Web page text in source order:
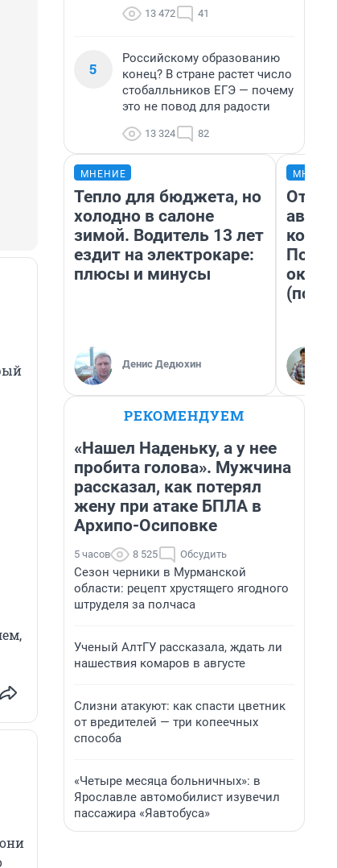
13 472 41
5
Российскому образованию
конец? В стране растет число
стобалльников ЕГЭ — почему
это не повод для радости
13 324 82
МНЕНИЕ
Тепло для бюджета, но
холодно в салоне
зимой. Водитель 13 лет
ездит на электрокаре:
плюсы и минусы
Денис Дедюхин
От
РЕКОМЕНДУЕМ
«Нашел Наденьку, а у нее
пробита голова». Мужчина
рассказал, как потерял
жену при атаке БПЛА в
Архипо-Осиповке
5 часов 8 525 Обсудить
Сезон черники в Мурманской
области: рецепт хрустящего ягодного
штруделя за полчаса
Ученый АлтГУ рассказала, ждать ли
нашествия комаров в августе
Слизни атакуют: как спасти цветник
от вредителей — три копеечных
способа
«Четыре месяца больничных»: в
Ярославле автомобилист изувечил
пассажира «Яавтобуса»